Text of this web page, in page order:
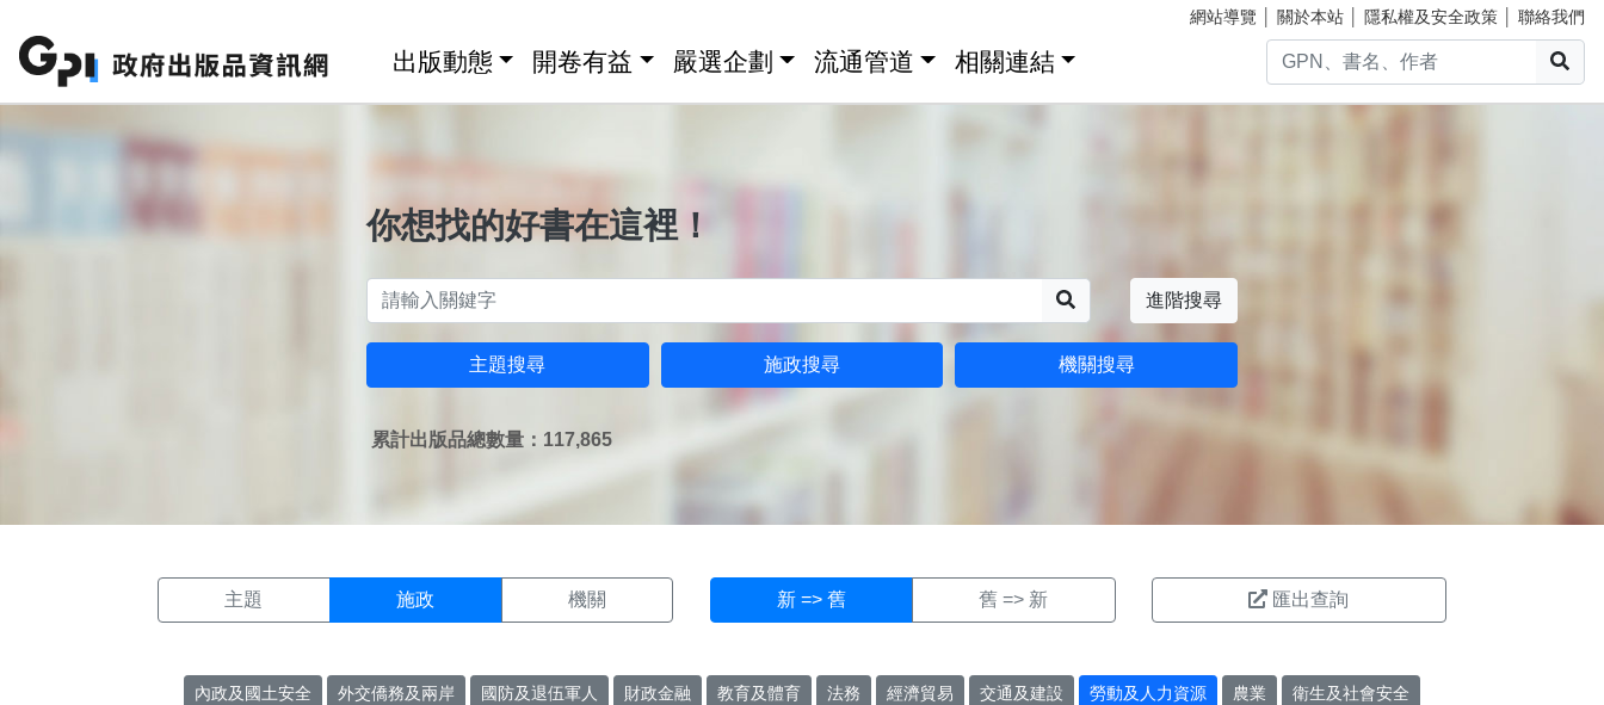
網站導覽 關於本站 隱私權及安全政策 聯絡我們
出版動態 開卷有益 嚴選企劃 流通管道 相關連結
你想找的好書在這裡！
進階搜尋
主題搜尋 施政搜尋 機關搜尋
累計出版品總數量：117,865
主題 施政 機關 新 => 舊 舊 => 新 匯出查詢
內政及國土安全 外交僑務及兩岸 國防及退伍軍人 財政金融 教育及體育 法務 經濟貿易 交通及建設 勞動及人力資源 農業 衛生及社會安全